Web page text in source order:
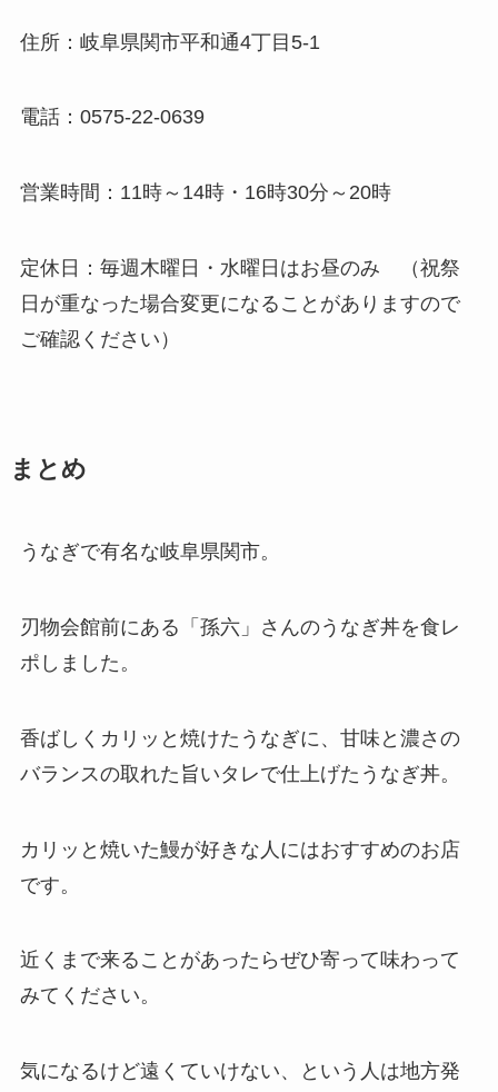
住所：岐阜県関市平和通4丁目5-1
電話：0575-22-0639
営業時間：11時～14時・16時30分～20時
定休日：毎週木曜日・水曜日はお昼のみ （祝祭
日が重なった場合変更になることがありますので
ご確認ください）
まとめ
うなぎで有名な岐阜県関市。
刃物会館前にある「孫六」さんのうなぎ丼を食レ
ポしました。
香ばしくカリッと焼けたうなぎに、甘味と濃さの
バランスの取れた旨いタレで仕上げたうなぎ丼。
カリッと焼いた鰻が好きな人にはおすすめのお店
です。
近くまで来ることがあったらぜひ寄って味わって
みてください。
気になるけど遠くていけない、という人は地方発